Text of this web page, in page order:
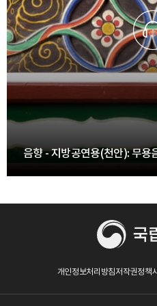
음향 - 지방공연용(천안): 무
개인정보처리방침저작권정책